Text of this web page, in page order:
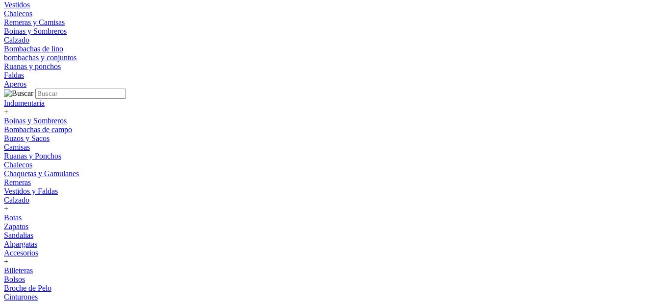
Vestidos
Chalecos
Remeras y Camisas
Boinas y Sombreros
Calzado
Bombachas de lino
bombachas y conjuntos
Ruanas y ponchos
Faldas
Aperos
Indumentaria
+
Boinas y Sombreros
Bombachas de campo
Buzos y Sacos
Camisas
Ruanas y Ponchos
Chalecos
Chaquetas y Gamulanes
Remeras
Vestidos y Faldas
Calzado
+
Botas
Zapatos
Sandalias
Alpargatas
Accesorios
+
Billeteras
Bolsos
Broche de Pelo
Cinturones